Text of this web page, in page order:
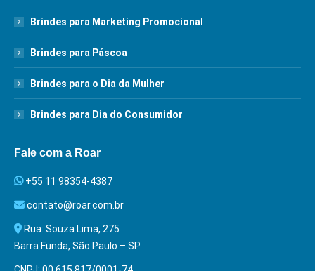
Brindes para Marketing Promocional
Brindes para Páscoa
Brindes para o Dia da Mulher
Brindes para Dia do Consumidor
Fale com a Roar
+55 11 98354-4387
contato@roar.com.br
Rua: Souza Lima, 275
Barra Funda, São Paulo – SP